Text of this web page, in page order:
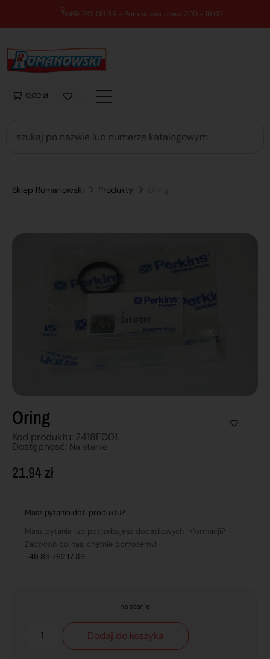
89 762 00 69 - Pomoc zakupowa 7:00 - 16:00
0,00 zł
Sklep Romanowski Produkty
Oring
Kod produktu: 2418F001
Dostępnosć: Na stanie
21,94zł
Masz pytania dot. produktu?
Masz pytania lub potrzebujesz dodatkowych informacji?
Zadzwoń do nas, chętnie pomożemy!
+48 89 762 17 39
na stanie
Dodaj do koszyka